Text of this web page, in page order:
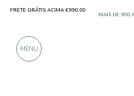
FRETE GRÁTIS ACIMA €990,00 SOMENTE
MENU